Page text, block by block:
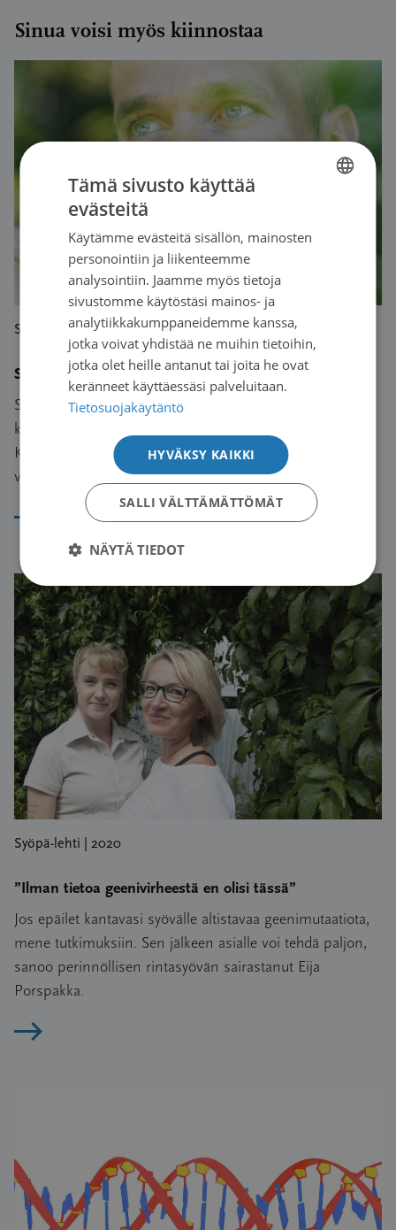
Sinua voisi myös kiinnostaa
Syöpä-lehti | 2020
Syövän periytyvyys herättää kysymyksiä
Syöpäjärjestöjen neuvontapalveluihin tulee paljon
kysymyksiä syöpäriskin periytyvyydestä.
Kokosimme tähän viisi yleisintä kysymystä ja
vastauksemme niihin.
Syöpä-lehti | 2020
”Ilman tietoa geenivirheestä en olisi tässä”
Jos epäilet kantavasi syövälle altistavaa geenimutaatiota,
mene tutkimuksiin. Sen jälkeen asialle voi tehdä paljon,
sanoo perinnöllisen rintasyövän sairastanut Eija
Porspakka.
Lue artikkeli
SWEDISH
Tämä sivusto käyttää
evästeitä
Käytämme evästeitä sisällön, mainosten
personointiin ja liikenteemme
analysointiin. Jaamme myös tietoja
sivustomme käytöstäsi mainos- ja
analytiikkakumppaneidemme kanssa,
jotka voivat yhdistää ne muihin tietoihin,
jotka olet heille antanut tai joita he ovat
keränneet käyttäessäsi palveluitaan.
Tietosuojakäytäntö
HYVÄKSY KAIKKI
SALLI VÄLTTÄMÄTTÖMÄT
NÄYTÄ TIEDOT